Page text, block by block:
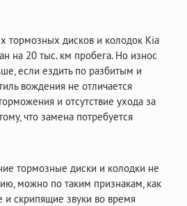
тормозных дисков и колодок Kia
на 20 тыс. км пробега. Но износ
если ездить по разбитым и
вождения не отличается
и отсутствие ухода за
что замена потребуется
тормозные диски и колодки не
можно по таким признакам, как
и скрипящие звуки во время